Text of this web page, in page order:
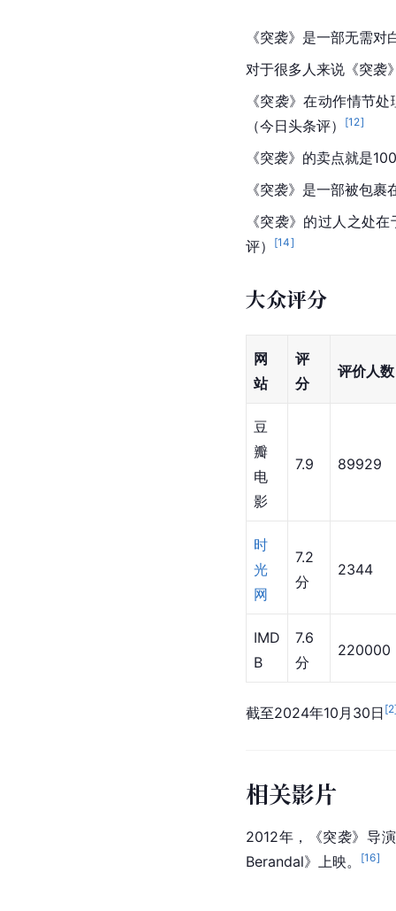
《突袭》是一部无需
对于很多人来说《突袭
《突袭》在动作情节
（今日头条评）
[12]
《突袭》的卖点就是
《突袭》是一部被包裹
《突袭》的过人之处
评）
[14]
大众评分
网
站
评
分
评价人数
豆
瓣
电
影
7.9 89929
时
光
网
7.2
分
2344
IMD
B
7.6
分
220000
截至2024年10月30日 [2
相关影片
2012年，《突袭》导
Berandal》上映。
[16]